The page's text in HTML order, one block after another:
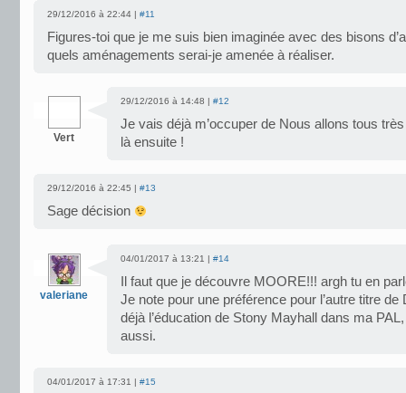
29/12/2016 à 22:44 | #11
Figures-toi que je me suis bien imaginée avec des bisons
quels aménagements serai-je amenée à réaliser.
Vert
29/12/2016 à 14:48 | #12
Je vais déjà m’occuper de Nous allons tous
là ensuite !
29/12/2016 à 22:45 | #13
Sage décision
valeriane
04/01/2017 à 13:21 | #14
Il faut que je découvre MOORE!!! argh tu en
Je note pour une préférence pour l’autre titre de
déjà l’éducation de Stony Mayhall dans ma
aussi.
04/01/2017 à 17:31 | #15